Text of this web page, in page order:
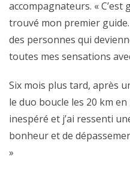
accompagnateurs. « C’est
trouvé mon premier guide.
des personnes qui
toutes mes sensations
Six mois plus tard, après
le duo boucle les 20 km en
inespéré et j’ai ressenti
bonheur et de
»